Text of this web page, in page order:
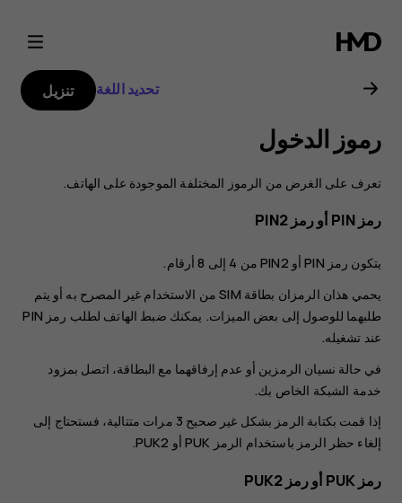
دليل
مستخدم
Nokia
G20
تحديد اللغة تنزيل
رموز الدخول
تعرف على الغرض من الرموز المختلفة الموجودة على الهاتف.
رمز PIN أو رمز PIN2
يتكون رمز PIN أو PIN2 من 4 إلى 8 أرقام.
يحمي هذان الرمزان بطاقة SIM من الاستخدام غير المصرح به أو يتم
طلبهما للوصول إلى بعض الميزات. يمكنك ضبط الهاتف لطلب رمز PIN
عند تشغيله.
في حالة نسيان الرمزين أو عدم إرفاقهما مع البطاقة، اتصل بمزود
خدمة الشبكة الخاص بك.
إذا قمت بكتابة الرمز بشكل غير صحيح 3 مرات متتالية، فستحتاج إلى
إلغاء حظر الرمز باستخدام الرمز PUK أو PUK2.
رمز PUK أو رمز PUK2